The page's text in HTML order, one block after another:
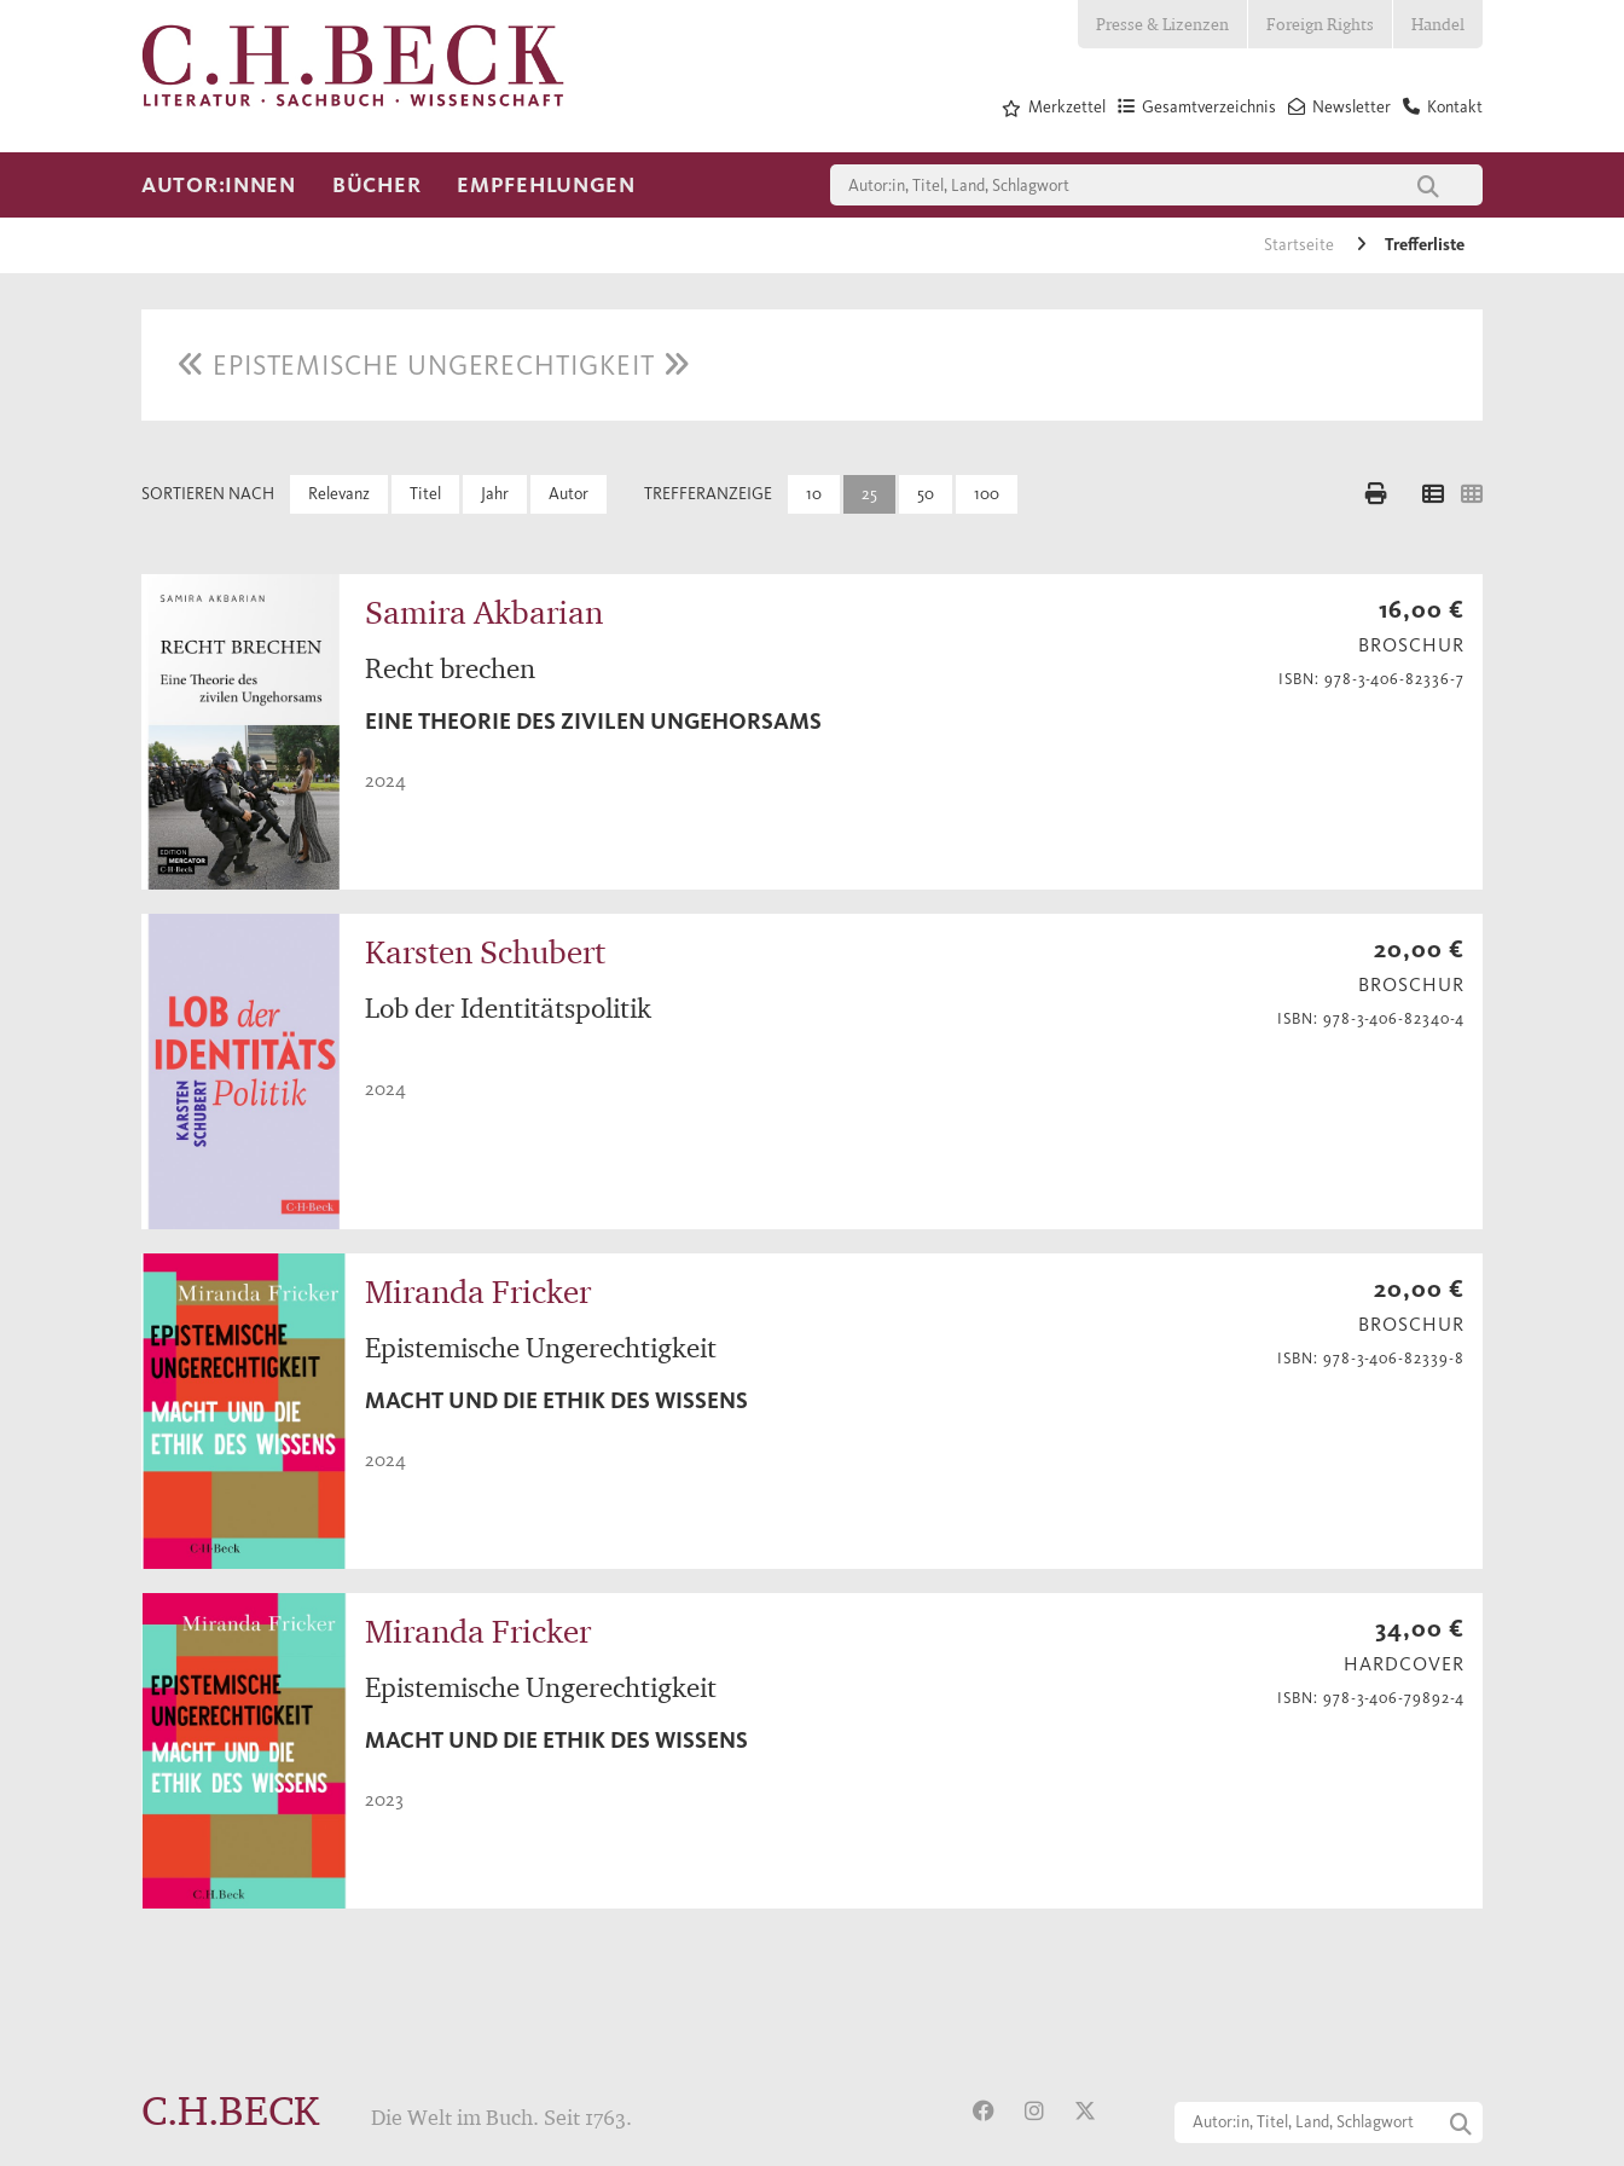
Presse & Lizenzen Foreign Rights Handel
Kontakt
Newsletter
Gesamtverzeichnis
Merkzettel
AUTOR:INNEN BÜCHER EMPFEHLUNGEN
Startseite Trefferliste
EPISTEMISCHE UNGERECHTIGKEIT
SORTIEREN NACH Relevanz Titel Jahr Autor TREFFERANZEIGE 10 25 50 100
Samira Akbarian
Recht brechen
EINE THEORIE DES ZIVILEN UNGEHORSAMS
2024
16,00 €
BROSCHUR
ISBN: 978-3-406-82336-7
Karsten Schubert
Lob der Identitätspolitik
2024
20,00 €
BROSCHUR
ISBN: 978-3-406-82340-4
Miranda Fricker
Epistemische Ungerechtigkeit
MACHT UND DIE ETHIK DES WISSENS
2024
20,00 €
BROSCHUR
ISBN: 978-3-406-82339-8
Miranda Fricker
Epistemische Ungerechtigkeit
MACHT UND DIE ETHIK DES WISSENS
2023
34,00 €
HARDCOVER
ISBN: 978-3-406-79892-4
C.H.BECK Die Welt im Buch. Seit 1763.